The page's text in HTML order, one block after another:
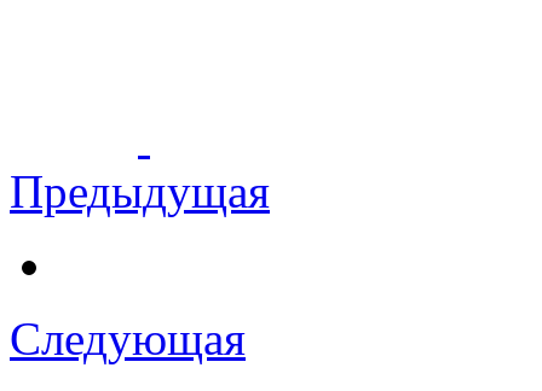
Предыдущая
Следующая